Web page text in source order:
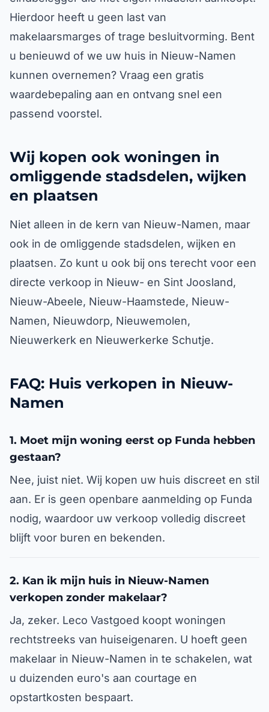
Hierdoor heeft u geen last van
makelaarsmarges of trage besluitvorming. Bent
u benieuwd of we uw huis in Nieuw-Namen
kunnen overnemen? Vraag een gratis
waardebepaling aan en ontvang snel een
passend voorstel.
Wij kopen ook woningen in
omliggende stadsdelen, wijken
en plaatsen
Niet alleen in de kern van Nieuw-Namen, maar
ook in de omliggende stadsdelen, wijken en
plaatsen. Zo kunt u ook bij ons terecht voor een
directe verkoop in Nieuw- en Sint Joosland,
Nieuw-Abeele, Nieuw-Haamstede, Nieuw-
Namen, Nieuwdorp, Nieuwemolen,
Nieuwerkerk en Nieuwerkerke Schutje.
FAQ: Huis verkopen in Nieuw-
Namen
1. Moet mijn woning eerst op Funda hebben
gestaan?
Nee, juist niet. Wij kopen uw huis discreet en stil
aan. Er is geen openbare aanmelding op Funda
nodig, waardoor uw verkoop volledig discreet
blijft voor buren en bekenden.
2. Kan ik mijn huis in Nieuw-Namen
verkopen zonder makelaar?
Ja, zeker. Leco Vastgoed koopt woningen
rechtstreeks van huiseigenaren. U hoeft geen
makelaar in Nieuw-Namen in te schakelen, wat
u duizenden euro's aan courtage en
opstartkosten bespaart.